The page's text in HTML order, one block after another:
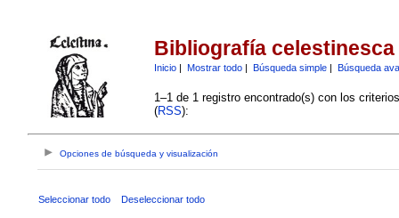
Bibliografía celestinesca
Inicio| Mostrar todo| Búsqueda simple| Búsqueda
1–1 de 1 registro encontrado(s) con los
(RSS):
Opciones de búsqueda y visualización
Seleccionar todo Deseleccionar todo